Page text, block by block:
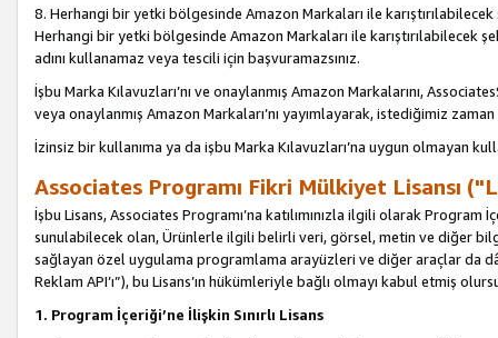
8. Herhangi bir yetki bölgesinde Amazon Markaları ile
Herhangi bir yetki bölgesinde Amazon Markaları ile karıştırılabilecek
adını kullanamaz veya tescili için başvuramazsınız.
İşbu Marka Kılavuzları’nı ve onaylanmış Amazon Markalarını,
veya onaylanmış Amazon Markaları’nı yayımlayarak, istediğimiz
İzinsiz bir kullanıma ya da işbu Marka Kılavuzları’na uygun olmayan
Associates Programı Fikri Mülkiyet Lisansı
İşbu Lisans, Associates Programı’na katılımınızla ilgili olarak Program
sunulabilecek olan, Ürünlerle ilgili belirli veri, görsel, metin ve diğer
sağlayan özel uygulama programlama arayüzleri ve diğer araçlar da
Reklam API’ı”), bu Lisans’ın hükümleriyle bağlı olmayı kabul etmiş
1. Program İçeriği’ne İlişkin Sınırlı Lisans